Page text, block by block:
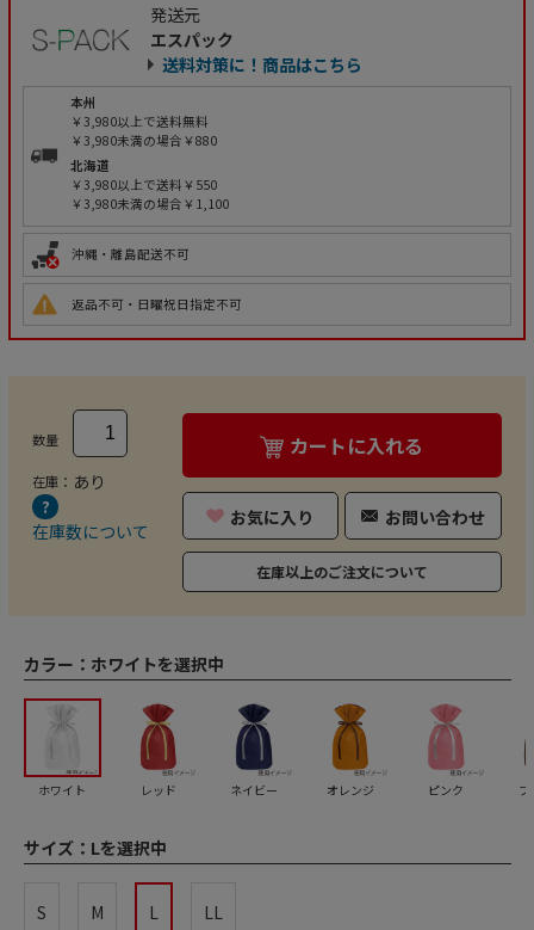
発送元
エスパック
送料対策に！商品はこちら
本州
￥3,980以上で送料無料
￥3,980未満の場合￥880
北海道
￥3,980以上で送料￥550
￥3,980未満の場合￥1,100
沖縄・離島配送不可
返品不可・日曜祝日指定不可
数量
在庫： あり
在庫数について
カートに入れる
お気に入り お問い合わせ
在庫以上のご注文について
カラー： ホワイトを選択中
ホワイト レッド ネイビー オレンジ ピンク ブ
サイズ： Lを選択中
S M L LL